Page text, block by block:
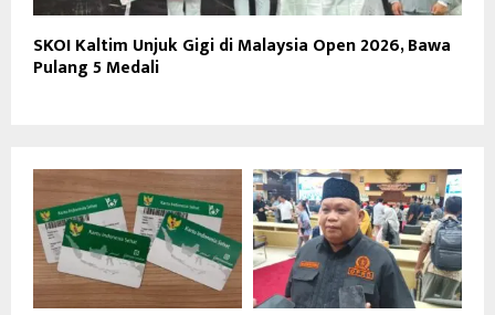
SKOI Kaltim Unjuk Gigi di Malaysia Open 2026, Bawa
Pulang 5 Medali